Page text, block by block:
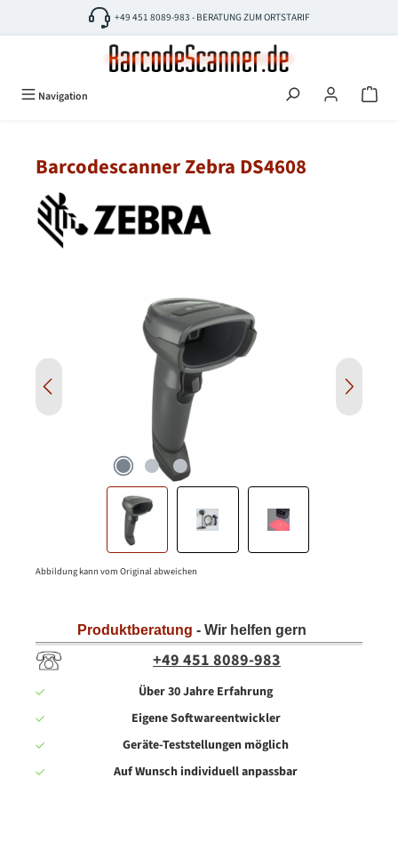
Zum Hauptinhalt springen+49 451 8089-983 - BERATUNG ZUM ORTSTARIF
Navigation
Barcodescanner Zebra DS4608
Abbildung kann vom Original abweichen
Produktberatung - Wir helfen gern
+49 451 8089-983
Über 30 Jahre Erfahrung
Eigene Softwareentwickler
Geräte-Teststellungen möglich
Auf Wunsch individuell anpassbar